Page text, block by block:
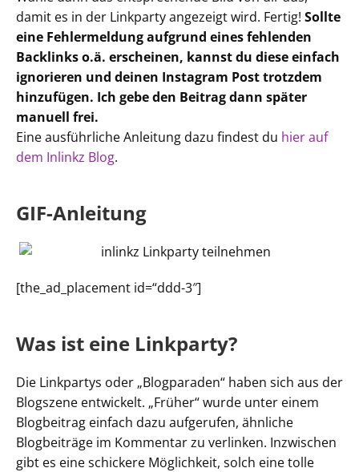
damit es in der Linkparty angezeigt wird. Fertig! Sollte
eine Fehlermeldung aufgrund eines fehlenden
Backlinks o.ä. erscheinen, kannst du diese einfach
ignorieren und deinen Instagram Post trotzdem
hinzufügen. Ich gebe den Beitrag dann später
manuell frei.
Eine ausführliche Anleitung dazu findest du hier auf
dem Inlinkz Blog.
GIF-Anleitung
[the_ad_placement id=“ddd-3″]
Was ist eine Linkparty?
Die Linkpartys oder „Blogparaden“ haben sich aus der
Blogszene entwickelt. „Früher“ wurde unter einem
Blogbeitrag einfach dazu aufgerufen, ähnliche
Blogbeiträge im Kommentar zu verlinken. Inzwischen
gibt es eine schickere Möglichkeit, solch eine tolle